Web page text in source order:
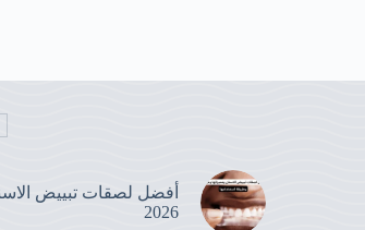
أفضل لصقات تبييض
2026